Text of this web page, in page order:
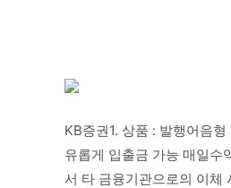
KB증권1. 상품 : 발행어음
유롭게 입출금 가능 매일수
서 타 금융기관으로의 이체